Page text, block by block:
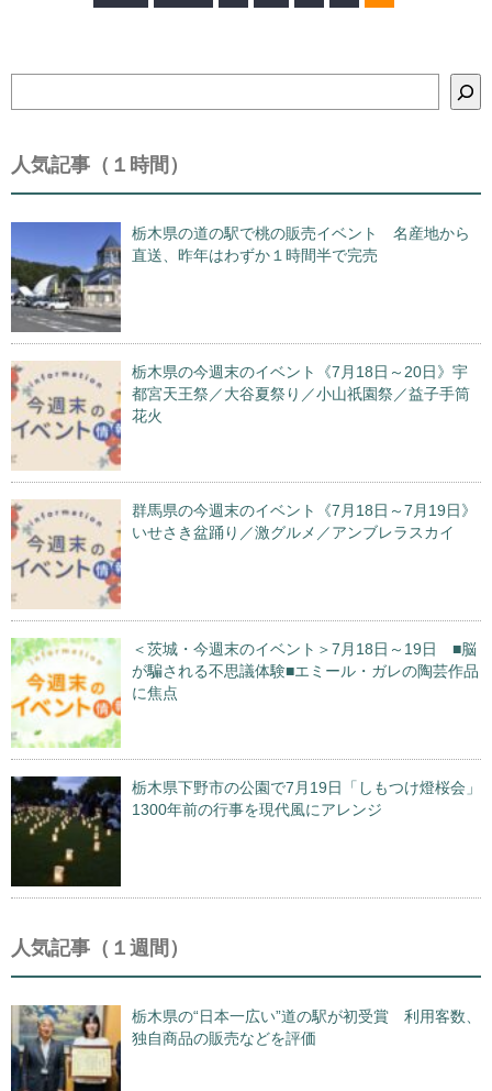
索
人気記事（１時間）
栃木県の道の駅で桃の販売イベント 名産地から
直送、昨年はわずか１時間半で完売
栃木県の今週末のイベント《7月18日～20日》宇
都宮天王祭／大谷夏祭り／小山祇園祭／益子手筒
花火
群馬県の今週末のイベント《7月18日～7月19日》
いせさき盆踊り／激グルメ／アンブレラスカイ
＜茨城・今週末のイベント＞7月18日～19日 ■脳
が騙される不思議体験■エミール・ガレの陶芸作品
に焦点
栃木県下野市の公園で7月19日「しもつけ燈桜会」
1300年前の行事を現代風にアレンジ
人気記事（１週間）
栃木県の“日本一広い”道の駅が初受賞 利用客数、
独自商品の販売などを評価